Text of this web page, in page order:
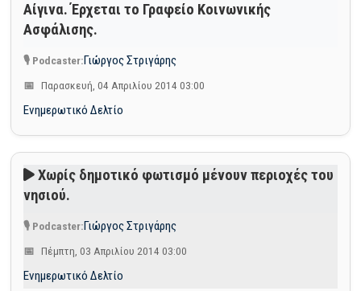
Αίγινα. Έρχεται το Γραφείο Κοινωνικής
Ασφάλισης.
Γιώργος Στριγάρης
Παρασκευή, 04 Απριλίου 2014 03:00
Ενημερωτικό Δελτίο
Χωρίς δημοτικό φωτισμό μένουν περιοχές του
νησιού.
Γιώργος Στριγάρης
Πέμπτη, 03 Απριλίου 2014 03:00
Ενημερωτικό Δελτίο